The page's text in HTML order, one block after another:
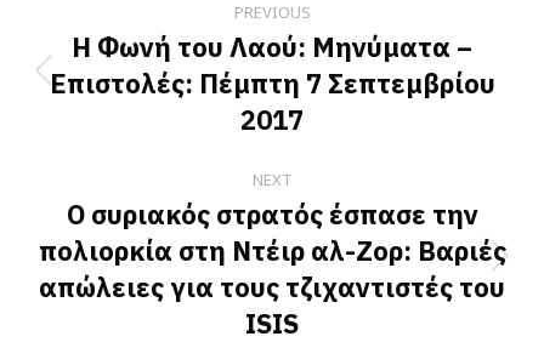
navigation
PREVIOUS
Previous
post:
Η Φωνή του Λαού: Μηνύματα –
Επιστολές: Πέμπτη 7 Σεπτεμβρίου
2017
NEXT
Next
post:
Ο συριακός στρατός έσπασε την
πολιορκία στη Ντέιρ αλ-Ζορ: Βαριές
απώλειες για τους τζιχαντιστές του
ISIS